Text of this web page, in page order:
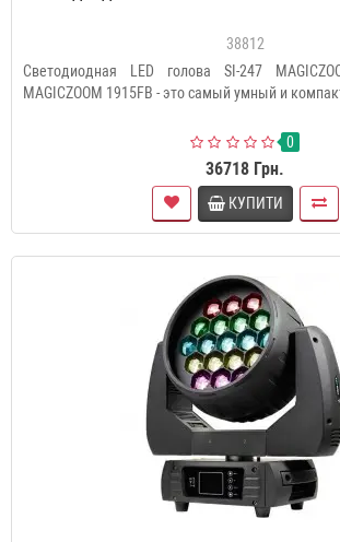
38812
Светодиодная LED голова SI-247
MAGICZOOM 1915FB - это самый умный и
0
36718 Грн.
КУПИТИ